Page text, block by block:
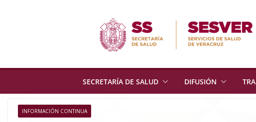
SECRETARÍA DE SALUD DIFUSIÓN
INFORMACIÓN CONTINUA